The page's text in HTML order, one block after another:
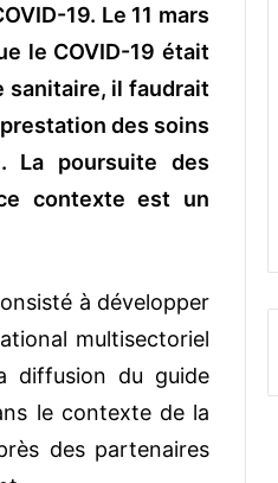
19. Le 11 mars
le COVID-19 était
sanitaire, il faudrait
des soins
La poursuite des
contexte est un
à développer
multisectoriel
diffusion du guide
le contexte de la
des partenaires